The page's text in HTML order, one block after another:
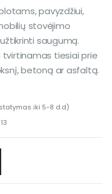
pavyzdžiui,
stovėjimo
saugumą.
tvirtinamas tiesiai prie
betoną ar asfaltą.
iki 5-8 d.d)